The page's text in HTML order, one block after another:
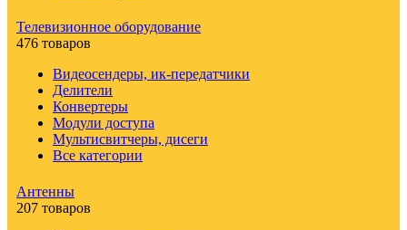
Телевизионное оборудование
476 товаров
Видеосендеры, ик-передатчики
Делители
Конвертеры
Модули доступа
Мультисвитчеры, дисеги
Все категории
Антенны
207 товаров